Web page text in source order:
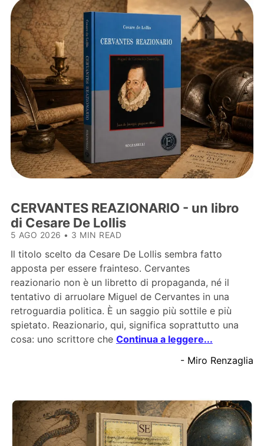
CERVANTES REAZIONARIO - un libro
di Cesare De Lollis
5 AGO 2026 • 3 MIN READ
Il titolo scelto da Cesare De Lollis sembra fatto
apposta per essere frainteso. Cervantes
reazionario non è un libretto di propaganda, né il
tentativo di arruolare Miguel de Cervantes in una
retroguardia politica. È un saggio più sottile e più
spietato. Reazionario, qui, significa soprattutto una
cosa: uno scrittore che Continua a leggere...
- Miro Renzaglia